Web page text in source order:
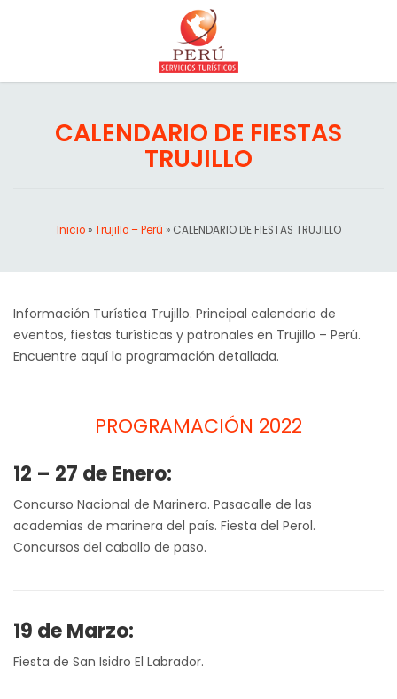
CALENDARIO DE FIESTAS
TRUJILLO
Inicio»Trujillo – Perú » CALENDARIO DE FIESTAS TRUJILLO
Información Turística Trujillo. Principal calendario de
eventos, fiestas turísticas y patronales en Trujillo – Perú.
Encuentre aquí la programación detallada.
PROGRAMACIÓN 2022
12 – 27 de Enero:
Concurso Nacional de Marinera. Pasacalle de las
academias de marinera del país. Fiesta del Perol.
Concursos del caballo de paso.
19 de Marzo:
Fiesta de San Isidro El Labrador.